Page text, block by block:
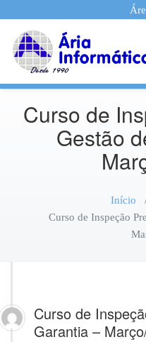
Curso de
Gestão
Início
Curso de Inspeção
Curso de
Garantia –